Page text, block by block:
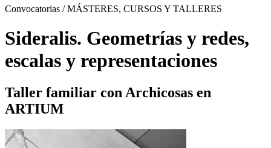
Convocatorias / MÁSTERES, CURSOS Y TALLERES
Sideralis. Geometrías y redes,
escalas y representaciones
Taller familiar con Archicosas en
ARTIUM